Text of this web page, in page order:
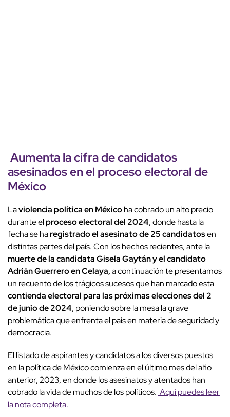
Aumenta la cifra de candidatos
asesinados en el proceso electoral de
México
Laviolencia política en Méxicoha cobrado un alto precio
durante elproceso electoral del 2024, donde hasta la
fecha se haregistrado el asesinato de 25 candidatosen
distintas partes del país. Con los hechos recientes, ante la
muerte de la candidata Gisela Gaytán y el candidato
Adrián Guerrero en Celaya,a continuación te presentamos
un recuento de los trágicos sucesos que han marcado esta
contienda electoral para las próximas elecciones del 2
de junio de 2024, poniendo sobre la mesa la grave
problemática que enfrenta el país en materia de seguridad y
democracia.
El listado de aspirantes y candidatos a los diversos puestos
en la política de México comienza en el último mes del año
anterior, 2023, en donde los asesinatos y atentados han
cobrado la vida de muchos de los políticos. Aquí puedes leer
la nota completa.